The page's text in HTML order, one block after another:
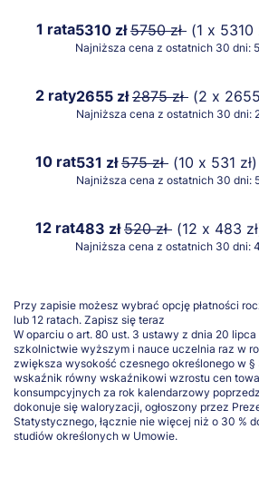
1 rata5310 zł5750 zł (1 x 5310
Najniższa cena z ostatnich 30 dni:
2 raty2655 zł2875 zł (2 x
Najniższa cena z ostatnich 30 dni:
10 rat531 zł575 zł (10 x 531 zł)
Najniższa cena z ostatnich 30 dni:
12 rat483 zł520 zł (12 x 483
Najniższa cena z ostatnich 30 dni:
Przy zapisie możesz wybrać opcję płatności
lub 12 ratach. Zapisz się teraz
W oparciu o art. 80 ust. 3 ustawy z dnia 20 lipca
szkolnictwie wyższym i nauce uczelnia raz w
zwiększa wysokość czesnego określonego w §
wskaźnik równy wskaźnikowi wzrostu cen
konsumpcyjnych za rok kalendarzowy
dokonuje się waloryzacji, ogłoszony przez
Statystycznego, łącznie nie więcej niż o 30 %
studiów określonych w Umowie.